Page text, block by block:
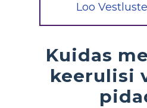
Loo
Kuidas
keerulisi